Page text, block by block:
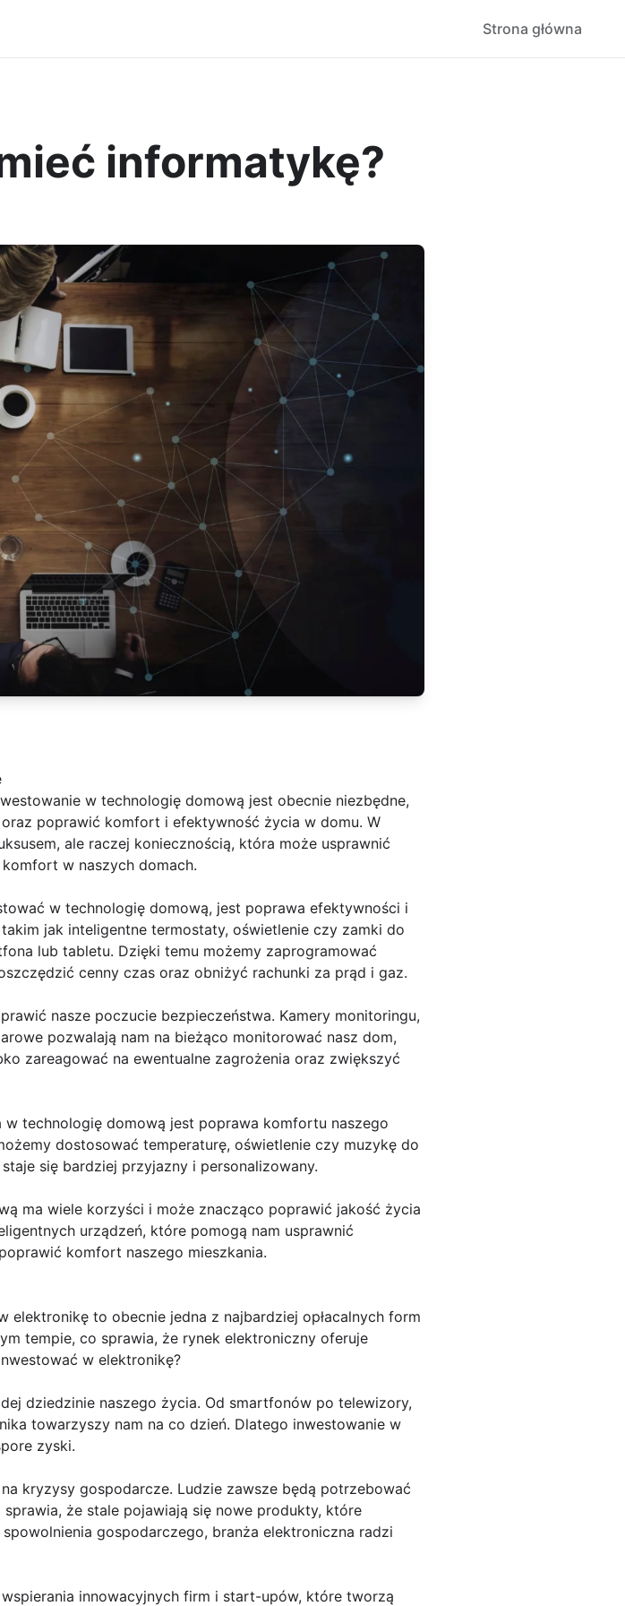
Strona główna
informatykę?
w technologię domową jest obecnie niezbędne,
poprawić komfort i efektywność życia w domu. W
ale raczej koniecznością, która może usprawnić
w naszych domach.
w technologię domową, jest poprawa efektywności i
jak inteligentne termostaty, oświetlenie czy zamki do
lub tabletu. Dzięki temu możemy zaprogramować
cenny czas oraz obniżyć rachunki za prąd i gaz.
nasze poczucie bezpieczeństwa. Kamery monitoringu,
pozwalają nam na bieżąco monitorować nasz dom,
zareagować na ewentualne zagrożenia oraz zwiększyć
technologię domową jest poprawa komfortu naszego
dostosować temperaturę, oświetlenie czy muzykę do
się bardziej przyjazny i personalizowany.
ma wiele korzyści i może znacząco poprawić jakość życia
urządzeń, które pomogą nam usprawnić
komfort naszego mieszkania.
elektronikę to obecnie jedna z najbardziej opłacalnych form
tempie, co sprawia, że rynek elektroniczny oferuje
w elektronikę?
dziedzinie naszego życia. Od smartfonów po telewizory,
towarzyszy nam na co dzień. Dlatego inwestowanie w
zyski.
kryzysy gospodarcze. Ludzie zawsze będą potrzebować
że stale pojawiają się nowe produkty, które
gospodarczego, branża elektroniczna radzi
innowacyjnych firm i start-upów, które tworzą